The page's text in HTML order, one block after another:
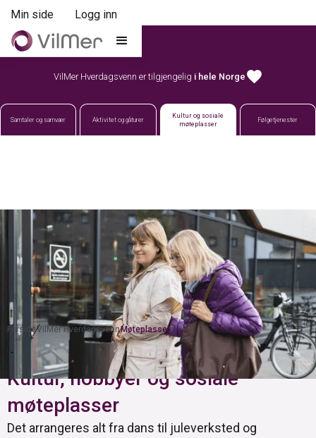
Min side Logg inn
VilMer Hverdagsvenn er tilgjengelig i hele Norge favorite
Samtaler og samvær Aktivitet og gåturer
Kultur og sosiale
møteplasser
Følgetjenester
ForsideVilMer HverdagsvennMøteplasser
Kultur, hobbyer og sosiale
møteplasser
Det arrangeres alt fra dans til juleverksted og